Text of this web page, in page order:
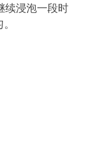
浸泡一段时